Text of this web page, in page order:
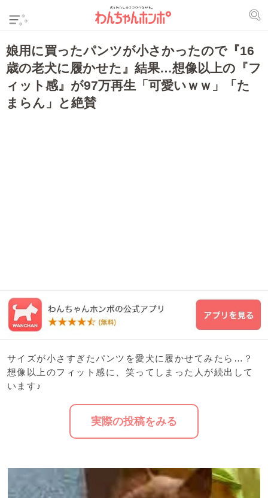
娘用に買ったパンツが小さかったので『16
歳の老犬に履かせた』結果…想像以上の『フ
ィット感』が97万再生「可愛いｗｗ」「た
まらん」と絶賛
サイズが小さすぎたパンツを愛犬に履かせてみたら…？
想像以上のフィット感に、笑ってしまった人が続出して
います♪
実際の投稿をみる